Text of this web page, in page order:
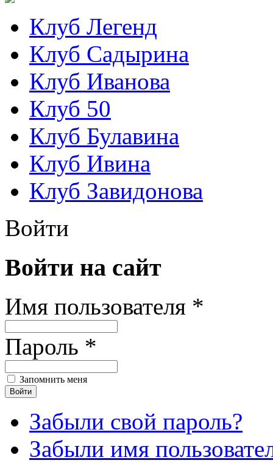
Клуб Легенд
Клуб Садырина
Клуб Иванова
Клуб 50
Клуб Булавина
Клуб Ивина
Клуб Завидонова
Войти
Войти на сайт
Имя пользователя *
Пароль *
Запомнить меня
Забыли свой пароль?
Забыли имя